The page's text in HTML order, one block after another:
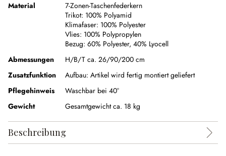
Material
7-Zonen-Taschenfederkern
Trikot: 100% Polyamid
Klimafaser: 100% Polyester
Vlies: 100% Polypropylen
Bezug: 60% Polyester, 40% Lyocell
Abmessungen
H/B/T ca. 26/90/200 cm
Zusatzfunktion
Aufbau: Artikel wird fertig montiert geliefert
Pflegehinweis
Waschbar bei 40°
Gewicht
Gesamtgewicht ca. 18 kg
Beschreibung